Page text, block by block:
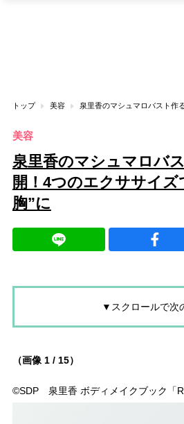
トップ 美容
美容
泉里香のマシュマロバ
開！4つのエクササイズ
胸”に
▼スクロールで次
（画像 1 / 15）
©︎SDP 泉里香 ボディメイクブック「